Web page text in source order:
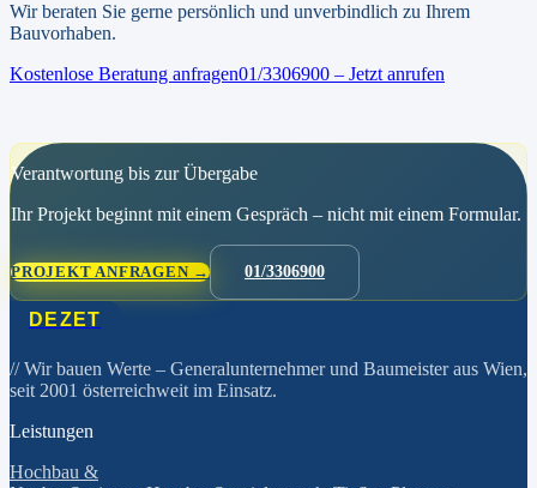
Wir beraten Sie gerne persönlich und unverbindlich zu Ihrem
Bauvorhaben.
Kostenlose Beratung anfragen01/3306900 – Jetzt anrufen
Verantwortung bis zur Übergabe
Ihr Projekt beginnt mit einem Gespräch – nicht mit einem Formular.
PROJEKT ANFRAGEN → 01/3306900
DEZET
// Wir bauen Werte – Generalunternehmer und Baumeister aus Wien,
seit 2001 österreichweit im Einsatz.
Leistungen
Hochbau &